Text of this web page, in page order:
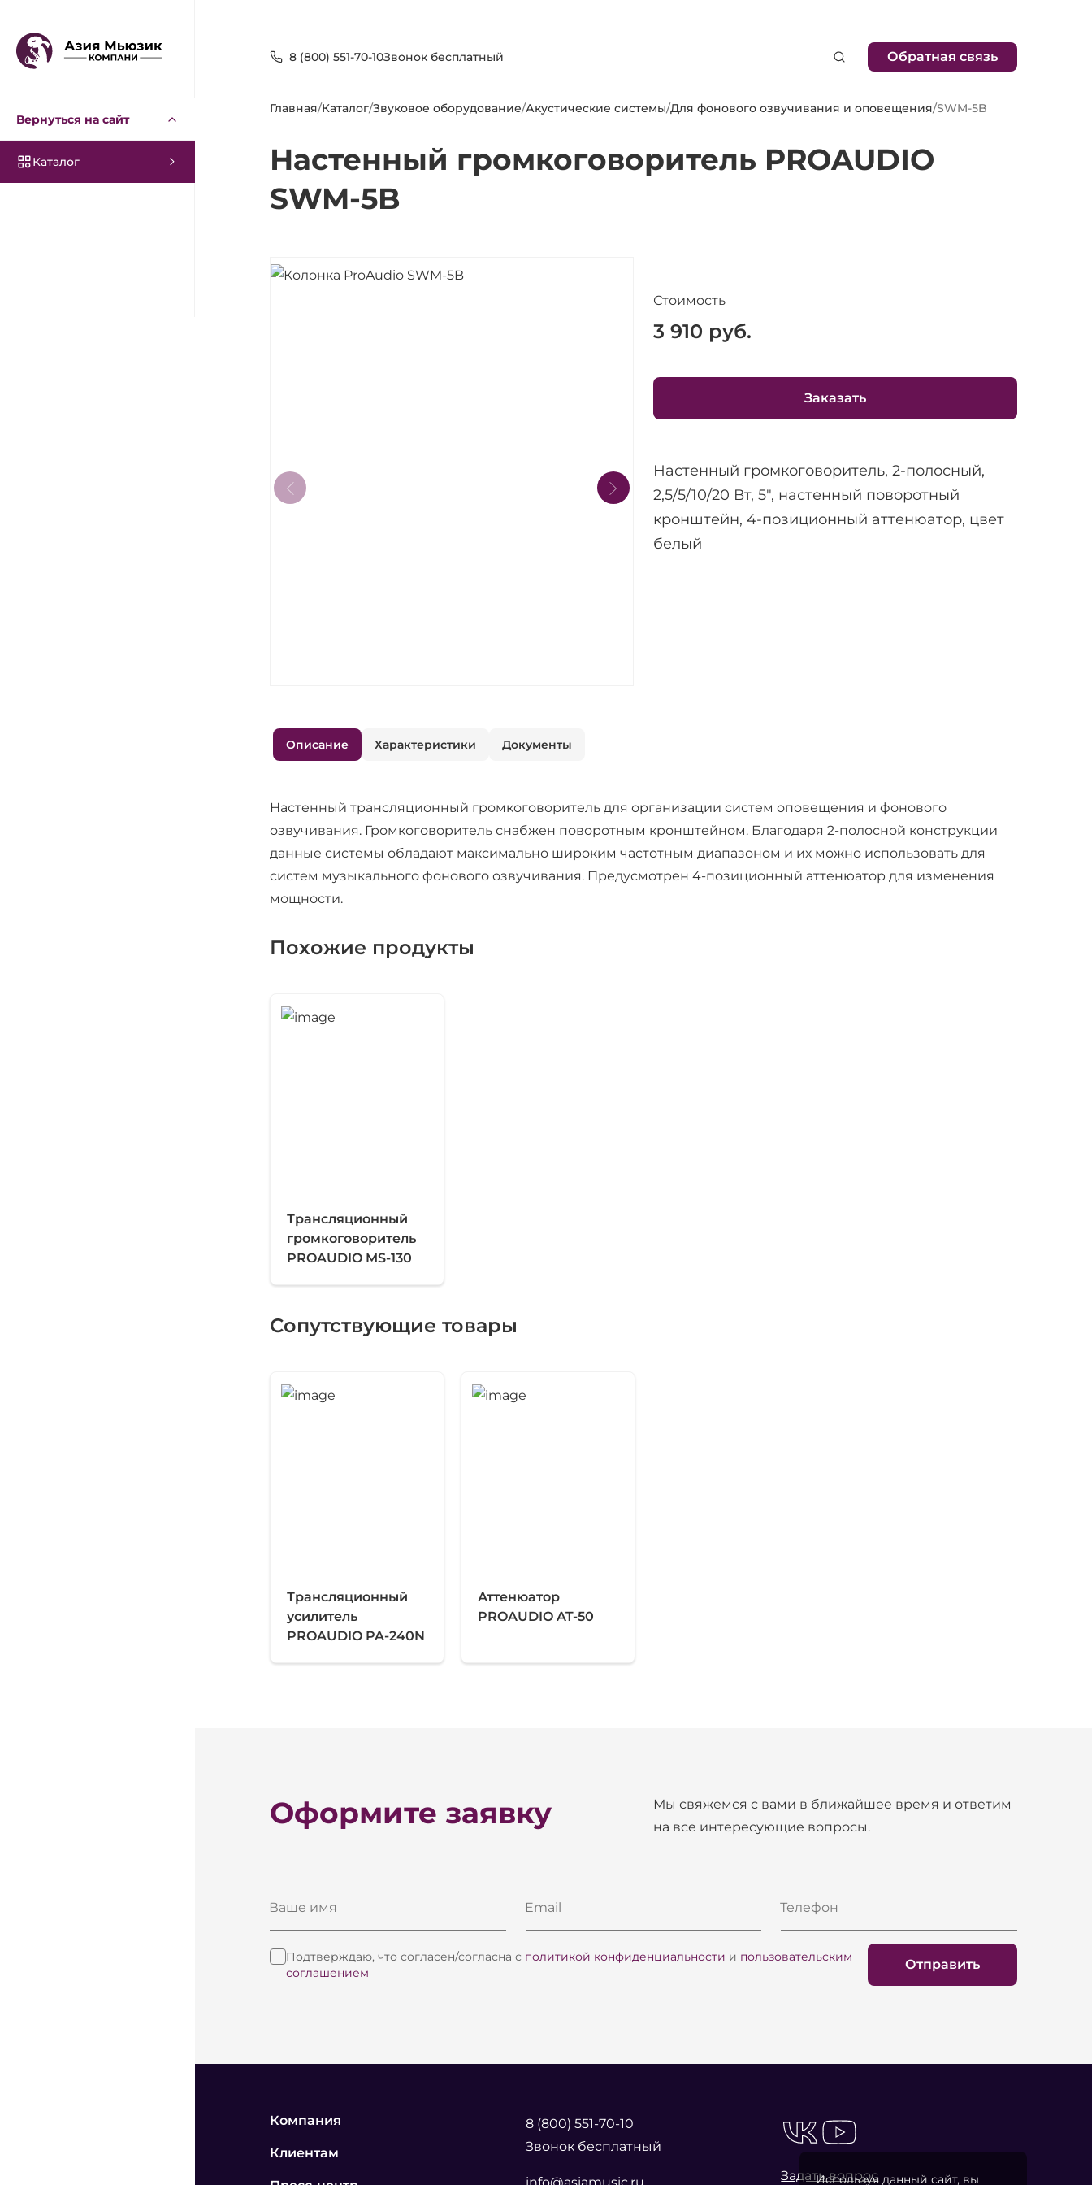
Вернуться на сайт
Каталог
8 (800) 551-70-10Звонок бесплатный Обратная связь
Главная/Каталог/Звуковое оборудование/Акустические системы/Для фонового озвучивания и оповещения/SWM-5B
Настенный громкоговоритель PROAUDIO
SWM-5B
Стоимость
3 910 руб.
Заказать
Настенный громкоговоритель, 2-полосный,
2,5/5/10/20 Вт, 5", настенный поворотный
кронштейн, 4-позиционный аттенюатор, цвет
белый
Описание Характеристики Документы
Настенный трансляционный громкоговоритель для организации систем оповещения и фонового
озвучивания. Громкоговоритель снабжен поворотным кронштейном. Благодаря 2-полосной конструкции
данные системы обладают максимально широким частотным диапазоном и их можно использовать для
систем музыкального фонового озвучивания. Предусмотрен 4-позиционный аттенюатор для изменения
мощности.
Похожие продукты
Трансляционный
громкоговоритель
PROAUDIO MS-130
Сопутствующие товары
Трансляционный
усилитель
PROAUDIO PA-240N
Аттенюатор
PROAUDIO AT-50
Оформите заявку
Мы свяжемся с вами в ближайшее время и ответим
на все интересующие вопросы.
Ваше имя Email Телефон
Подтверждаю, что согласен/согласна с политикой конфиденциальности и пользовательским
соглашением
Отправить
Компания
Клиентам
8 (800) 551-70-10
Звонок бесплатный
Задать вопрос
Используя данный сайт, вы